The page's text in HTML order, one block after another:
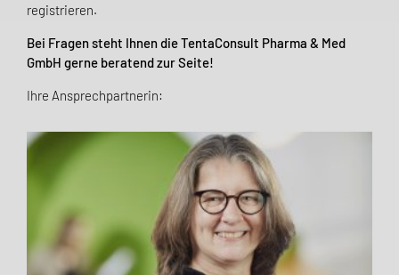
registrieren.
Bei Fragen steht Ihnen die TentaConsult Pharma & Med
GmbH gerne beratend zur Seite!
Ihre Ansprechpartnerin: